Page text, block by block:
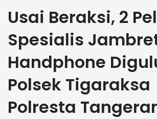
Usai Beraksi, 2
Spesialis
Handphone
Polsek Tigaraksa
Polresta